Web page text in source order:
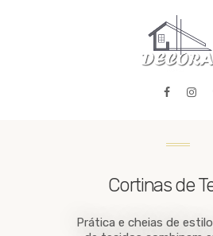
PRODUTOS
REALIZADOS
Cortinas de
Prática e cheias de